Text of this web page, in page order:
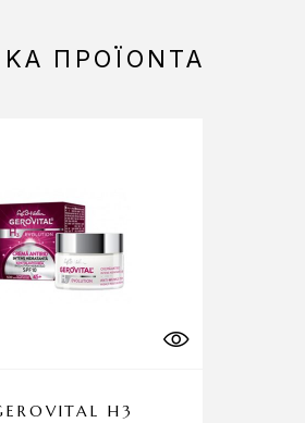
ΠΡΟΪΌΝΤΑ
H3